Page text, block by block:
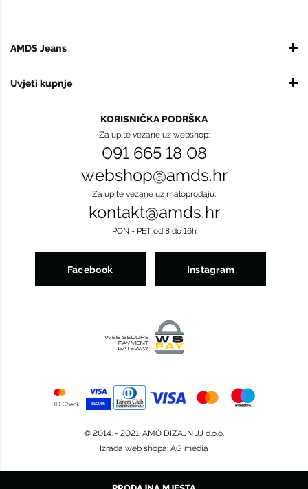
AMDS Jeans
Uvjeti kupnje
KORISNIČKA PODRŠKA
Za upite vezane uz webshop:
091 665 18 08
webshop@amds.hr
Za upite vezane uz maloprodaju:
kontakt@amds.hr
PON - PET od 8 do 16h
Facebook Instagram
© 2014. - 2021. AMO DIZAJN JJ d.o.o.
Izrada web shopa: AG media